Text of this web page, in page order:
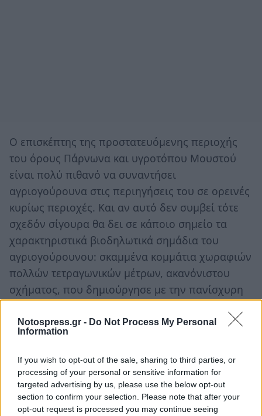
Notospress.gr - Do Not Process My Personal
Information
If you wish to opt-out of the sale, sharing to third parties, or
processing of your personal or sensitive information for
targeted advertising by us, please use the below opt-out
section to confirm your selection. Please note that after your
opt-out request is processed you may continue seeing
Ο επισκέπτης της προστατευόμενης περιοχής
του όρους Πάρνωνα και υγροτόπου Μουστού
είναι πολύ πιθανό να συναντήσει
αγριογούρουνα στις περιηγήσεις του σε ορεινές
κυρίως περιοχές. Και αν αυτό δεν συμβεί τότε
σχεδόν σίγουρα θα δει σε κάποιο σημείο τα
χαρακτηριστικά βιοδηλωτικά σημάδια του
αγριογούρουνου: σκαμμένα κομμάτια χωραφιών
πολλών τετραγωνικών μέτρων, ακανόνιστου
σχήματος, που δημιούργησε με την πανίσχυρη
βολβών.
TAGS: ΠΕΡΙΒΑΛΛΟΝ